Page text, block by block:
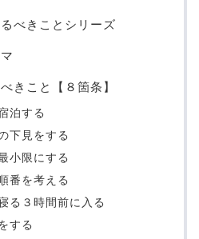
べきことシリーズ
きこと【８箇条】
泊する
下見をする
小限にする
番を考える
る３時間前に入る
する